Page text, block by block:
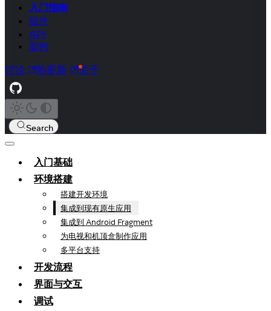
入门指南
组件
API
架构
讨论 热更新 关于
Search
入门基础
环境搭建
搭建开发环境
集成到现有原生应用
集成到 Android Fragment
为电视和机顶盒制作应用
多平台支持
开发流程
界面与交互
调试